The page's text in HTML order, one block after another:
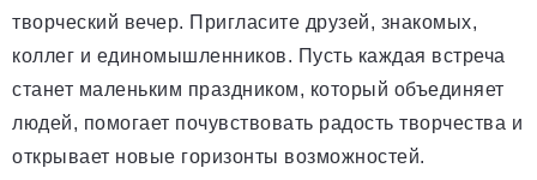
творческий вечер. Пригласите друзей, знакомых,
коллег и единомышленников. Пусть каждая встреча
станет маленьким праздником, который объединяет
людей, помогает почувствовать радость творчества и
открывает новые горизонты возможностей.